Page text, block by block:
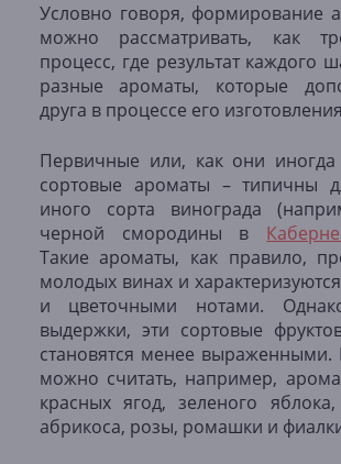
Условно говоря, формирование
можно рассматривать, как
процесс, где результат каждого
разные ароматы, которые
друга в процессе его
Первичные или, как они иногда
сортовые ароматы – типичны
иного сорта винограда
черной смородины в
Такие ароматы, как правило,
молодых винах и
и цветочными нотами.
выдержки, эти сортовые
становятся менее
можно считать, например,
красных ягод, зеленого
абрикоса, розы, ромашки и